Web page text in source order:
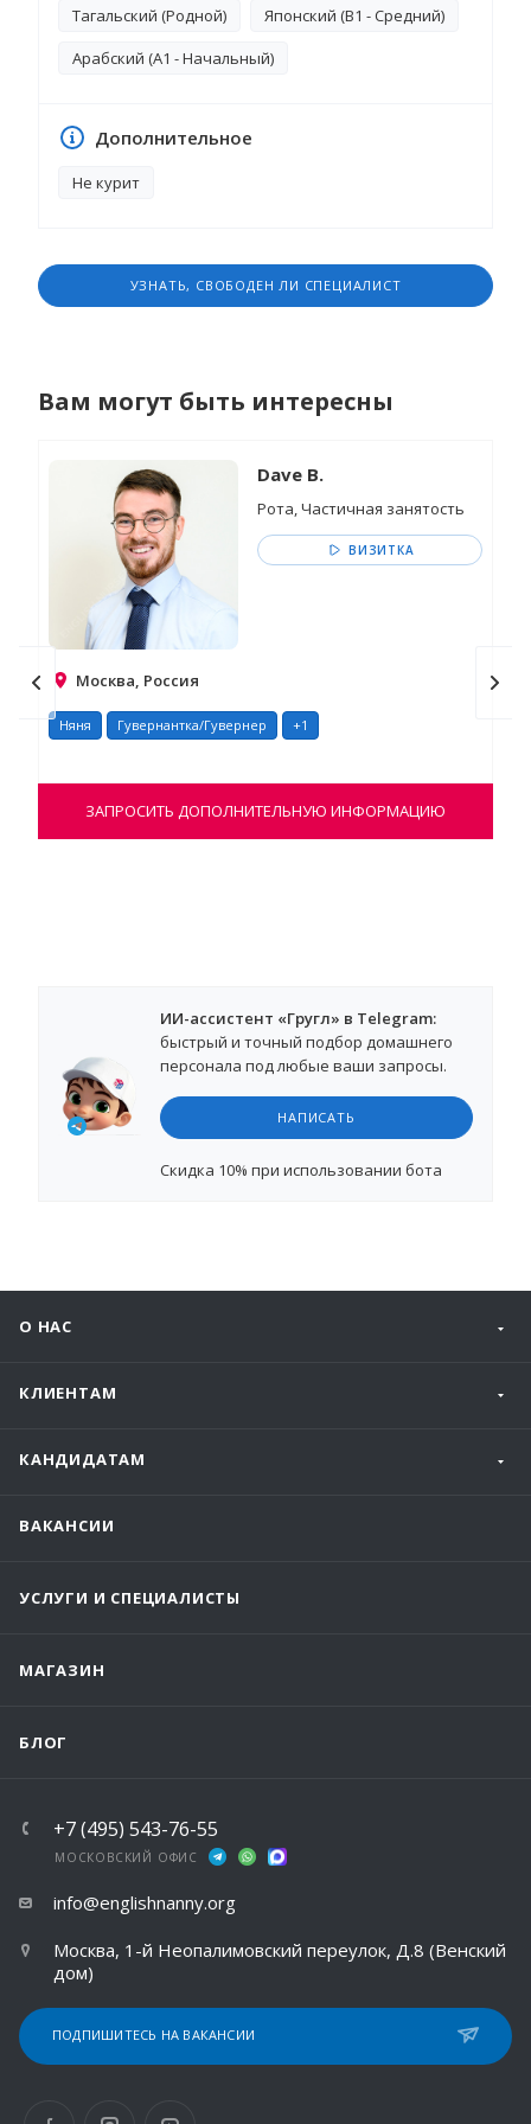
людьми / работа сиделкой
Тагальский (Родной)
Японский (B1 - Средний)
Арабский (A1 - Начальный)
Дополнительное
Не курит
УЗНАТЬ, СВОБОДЕН ЛИ СПЕЦИАЛИСТ
Вам могут быть интересны
Dave B.
Рота, Частичная занятость
ВИЗИТКА
Москва, Россия
Няня Гувернантка/Гувернер +1
ЗАПРОСИТЬ ДОПОЛНИТЕЛЬНУЮ ИНФОРМАЦИЮ
ИИ-ассистент «Гругл» в Telegram:
быстрый и точный подбор домашнего
персонала под любые ваши запросы.
НАПИСАТЬ
Cкидка 10% при использовании бота
О НАС
КЛИЕНТАМ
КАНДИДАТАМ
ВАКАНСИИ
УСЛУГИ И СПЕЦИАЛИСТЫ
МАГАЗИН
БЛОГ
+7 (495) 543-76-55
МОСКОВСКИЙ ОФИС
info@englishnanny.org
Москва, 1-й Неопалимовский переулок, Д.8 (Венский
дом)
ПОДПИШИТЕСЬ НА ВАКАНСИИ